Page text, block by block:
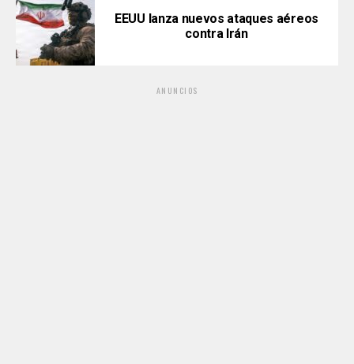
EEUU lanza nuevos ataques aéreos
contra Irán
ANUNCIOS